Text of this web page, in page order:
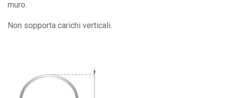
muro.
Non sopporta carichi verticali.